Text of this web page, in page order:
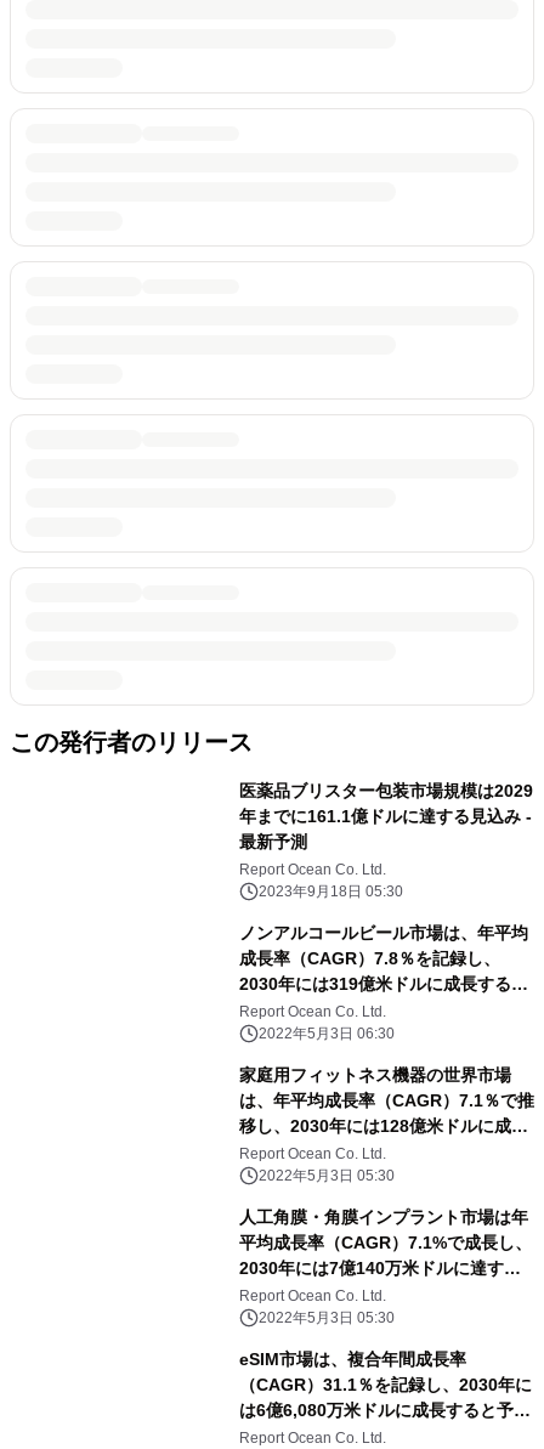
この発行者のリリース
医薬品ブリスター包装市場規模は2029
年までに161.1億ドルに達する見込み -
最新予測
Report Ocean Co. Ltd.
2023年9月18日 05:30
ノンアルコールビール市場は、年平均
成長率（CAGR）7.8％を記録し、
2030年には319億米ドルに成長すると
予測される
Report Ocean Co. Ltd.
2022年5月3日 06:30
家庭用フィットネス機器の世界市場
は、年平均成長率（CAGR）7.1％で推
移し、2030年には128億米ドルに成長
すると予測
Report Ocean Co. Ltd.
2022年5月3日 05:30
人工角膜・角膜インプラント市場は年
平均成長率（CAGR）7.1%で成長し、
2030年には7億140万米ドルに達する
と予測される
Report Ocean Co. Ltd.
2022年5月3日 05:30
eSIM市場は、複合年間成長率
（CAGR）31.1％を記録し、2030年に
は6億6,080万米ドルに成長すると予測
される
Report Ocean Co. Ltd.